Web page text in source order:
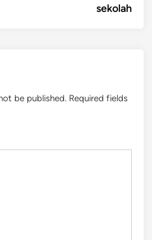
sekolah
be published. Required fields